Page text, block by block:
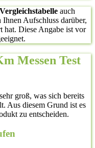
Vergleichstabelle auch
Ihnen Aufschluss darüber,
hat. Diese Angabe ist vor
Messen Test
groß, was sich bereits
Aus diesem Grund ist es
zu entscheiden.